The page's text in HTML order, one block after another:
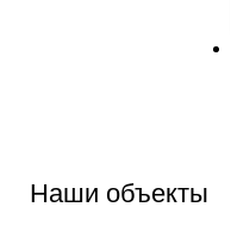
Наши объекты